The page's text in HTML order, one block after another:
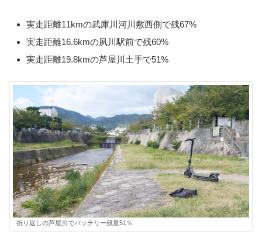
実走距離11kmの武庫川河川敷西側で残67%
実走距離16.6kmの夙川駅前で残60%
実走距離19.8kmの芦屋川土手で51%
折り返しの芦屋川でバッテリー残量51％